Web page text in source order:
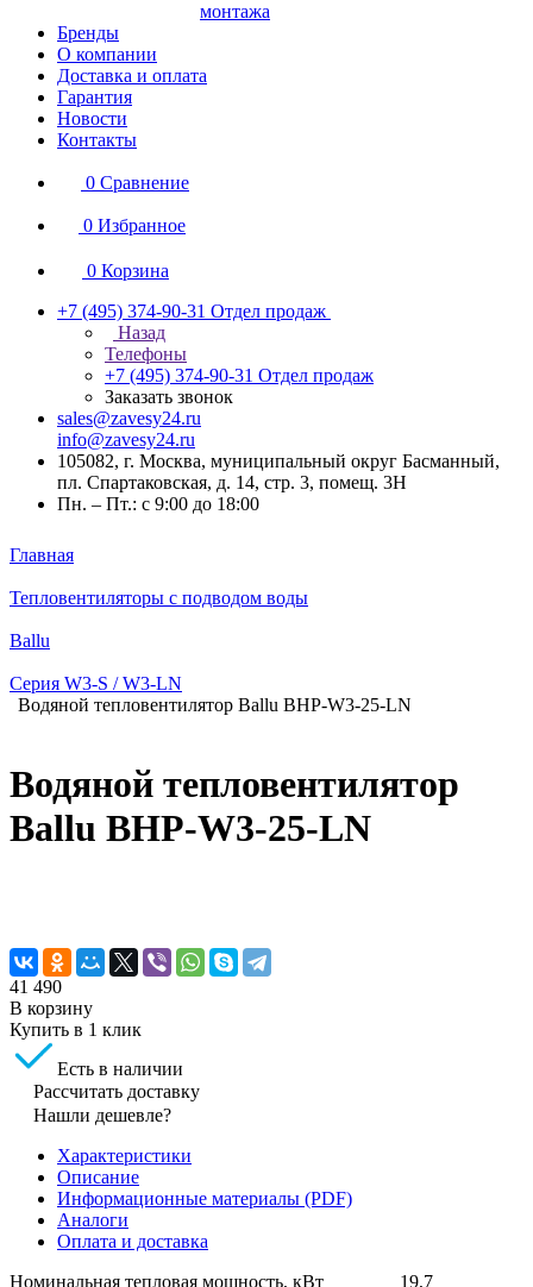
монтажа
Бренды
О компании
Доставка и оплата
Гарантия
Новости
Контакты
0 Сравнение
0 Избранное
0 Корзина
+7 (495) 374-90-31 Отдел продаж
Назад
Телефоны
+7 (495) 374-90-31 Отдел продаж
Заказать звонок
sales@zavesy24.ru
info@zavesy24.ru
105082, г. Москва, муниципальный округ Басманный,
пл. Спартаковская, д. 14, стр. 3, помещ. 3Н
Пн. – Пт.: с 9:00 до 18:00
Главная
Тепловентиляторы с подводом воды
Ballu
Серия W3-S / W3-LN
Водяной тепловентилятор Ballu BHP-W3-25-LN
Водяной тепловентилятор
Ballu BHP-W3-25-LN
41 490
В корзину
Купить в 1 клик
Есть в наличии
Рассчитать доставку
Нашли дешевле?
Характеристики
Описание
Информационные материалы (PDF)
Аналоги
Оплата и доставка
Номинальная тепловая мощность, кВт
19,7